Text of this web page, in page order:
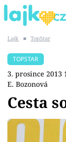
SHOPAHOLICADEL
Témata
Lajk ■ TopStar
TOPSTAR
3. prosince 2013
E. Bozonová
Cesta